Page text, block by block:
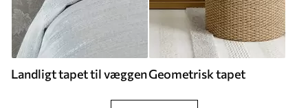
Landligt tapet til væggenGeometrisk tapet